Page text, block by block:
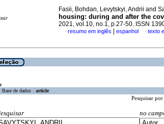
Fasii, Bohdan, Levytskyi, Andrii and
housing: during and after the
2021, vol.10, no.1, p.27-50. ISSN
· resumo em inglês espanhol · texto
Base de dados : article
Pesquisar por
no